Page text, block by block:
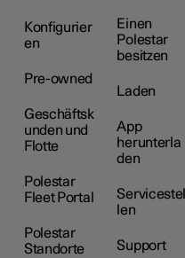
Konfigurier
en
Pre-owned
Geschäftsk
unden und
Flotte
Polestar
Fleet Portal
Polestar
Standorte
Einen
Polestar
besitzen
Laden
App
herunterla
den
Servicestel
len
Support